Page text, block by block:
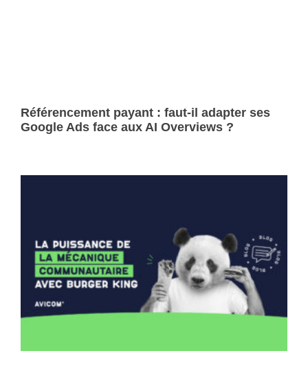
Référencement payant : faut-il adapter ses
Google Ads face aux AI Overviews ?